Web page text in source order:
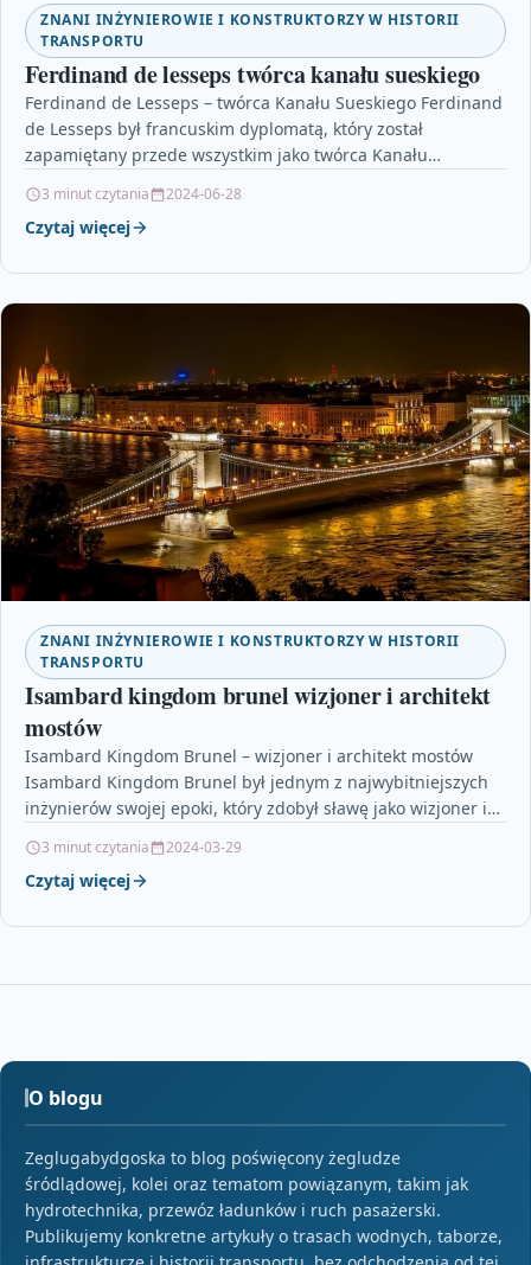
ZNANI INŻYNIEROWIE I KONSTRUKTORZY W HISTORII
TRANSPORTU
Ferdinand de lesseps twórca kanału sueskiego
Ferdinand de Lesseps – twórca Kanału Sueskiego Ferdinand
de Lesseps był francuskim dyplomatą, który został
zapamiętany przede wszystkim jako twórca Kanału
3 minut czytania 2024-06-28
Czytaj więcej
ZNANI INŻYNIEROWIE I KONSTRUKTORZY W HISTORII
TRANSPORTU
Isambard kingdom brunel wizjoner i architekt
mostów
Isambard Kingdom Brunel – wizjoner i architekt mostów
Isambard Kingdom Brunel był jednym z najwybitniejszych
inżynierów swojej epoki, który zdobył sławę jako wizjoner i…
3 minut czytania 2024-03-29
Czytaj więcej
O blogu
Zeglugabydgoska to blog poświęcony żegludze
śródlądowej, kolei oraz tematom powiązanym, takim jak
hydrotechnika, przewóz ładunków i ruch pasażerski.
Publikujemy konkretne artykuły o trasach wodnych, taborze,